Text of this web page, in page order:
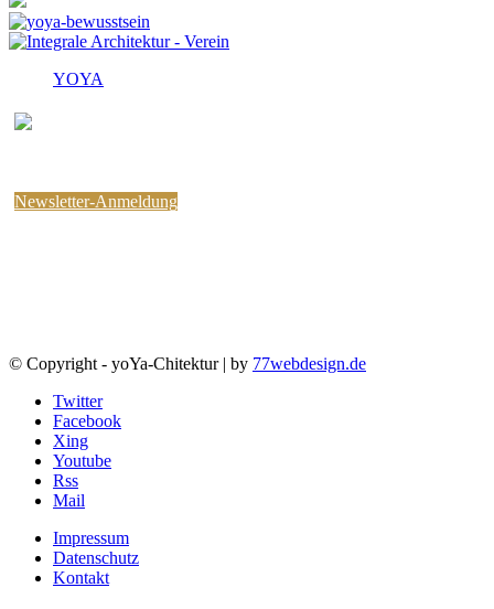
YOYA
Newsletter-Anmeldung
© Copyright - yoYa-Chitektur | by 77webdesign.de
Twitter
Facebook
Xing
Youtube
Rss
Mail
Impressum
Datenschutz
Kontakt